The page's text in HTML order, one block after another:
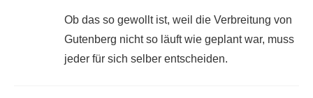
Ob das so gewollt ist, weil die Verbreitung von
Gutenberg nicht so läuft wie geplant war, muss
jeder für sich selber entscheiden.